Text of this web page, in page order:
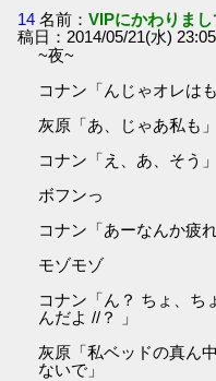
14 名前：VIPにかわりま
稿日：2014/05/21(水)
~夜~
コナン「んじゃオレは
灰原「あ、じゃあ私も」
コナン「え、あ、そう」
ボフンっ
コナン「あーなんか疲
モゾモゾ
コナン「ん？ ちょ、ち
んだよ //？ 」
灰原「私ベッドの真ん
ないで」